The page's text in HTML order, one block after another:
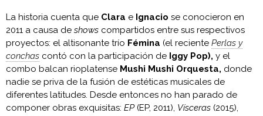
La historia cuenta que Clara e Ignacio se conocieron en
2011 a causa de shows compartidos entre sus respectivos
proyectos: el altisonante trío Fémina (el reciente Perlas y
conchas contó con la participación de Iggy Pop), y el
combo balcan rioplatense Mushi Mushi Orquesta, donde
nadie se priva de la fusión de estéticas musicales de
diferentes latitudes. Desde entonces no han parado de
componer obras exquisitas: EP(EP, 2011), Vísceras (2015),